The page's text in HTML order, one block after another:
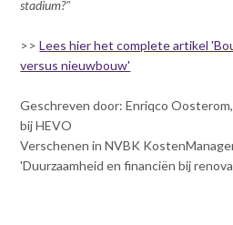
stadium?"
>>Lees hier het complete artikel
versus nieuwbouw'
Geschreven door: Enriqco
bij HEVO
Verschenen in NVBK
'Duurzaamheid en financiën bij